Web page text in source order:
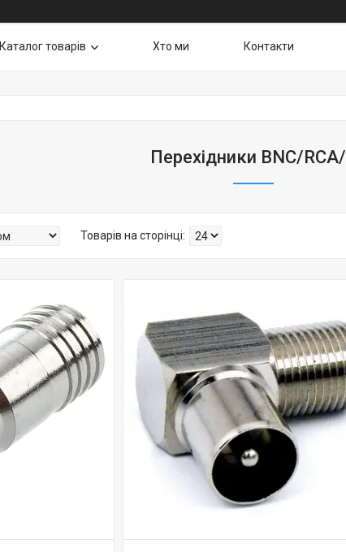
Каталог товарiв Хто ми Контакти
Перехідники BNC/